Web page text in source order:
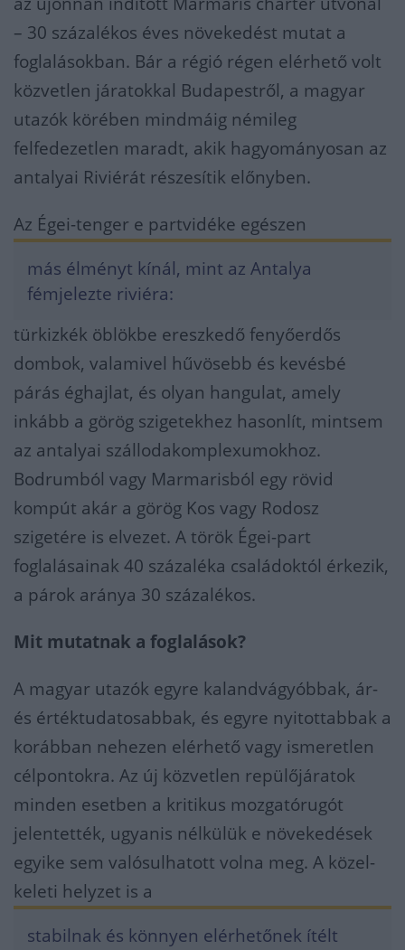
– 30 százalékos éves növekedést mutat a
foglalásokban. Bár a régió régen elérhető volt
közvetlen járatokkal Budapestről, a magyar
utazók körében mindmáig némileg
felfedezetlen maradt, akik hagyományosan az
antalyai Riviérát részesítik előnyben.
Az Égei-tenger e partvidéke egészen
más élményt kínál, mint az Antalya
fémjelezte riviéra:
türkizkék öblökbe ereszkedő fenyőerdős
dombok, valamivel hűvösebb és kevésbé
párás éghajlat, és olyan hangulat, amely
inkább a görög szigetekhez hasonlít, mintsem
az antalyai szállodakomplexumokhoz.
Bodrumból vagy Marmarisból egy rövid
kompút akár a görög Kos vagy Rodosz
szigetére is elvezet. A török Égei-part
foglalásainak 40 százaléka családoktól érkezik,
a párok aránya 30 százalékos.
Mit mutatnak a foglalások?
A magyar utazók egyre kalandvágyóbbak, ár-
és értéktudatosabbak, és egyre nyitottabbak a
korábban nehezen elérhető vagy ismeretlen
célpontokra. Az új közvetlen repülőjáratok
minden esetben a kritikus mozgatórugót
jelentették, ugyanis nélkülük e növekedések
egyike sem valósulhatott volna meg. A közel-
keleti helyzet is a
stabilnak és könnyen elérhetőnek ítélt